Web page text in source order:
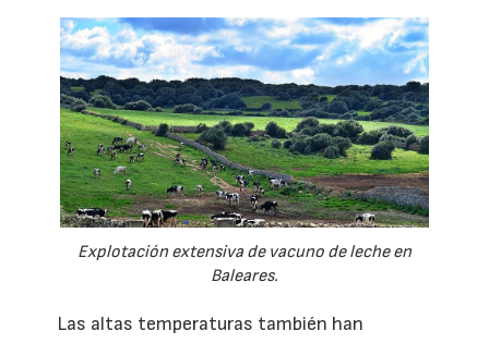
Explotación extensiva de vacuno de leche en
Baleares.
Las altas temperaturas también han